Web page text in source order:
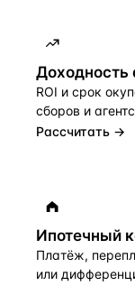
Доходность
ROI и срок
сборов и
Рассчитать →
Ипотечный
Платёж,
или